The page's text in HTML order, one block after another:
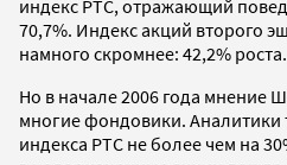
индекс РТС, отражающий
70,7%. Индекс акций второго
намного скромнее: 42,2% роста.
Но в начале 2006 года мнение
многие фондовики. Аналитики
индекса РТС не более чем на